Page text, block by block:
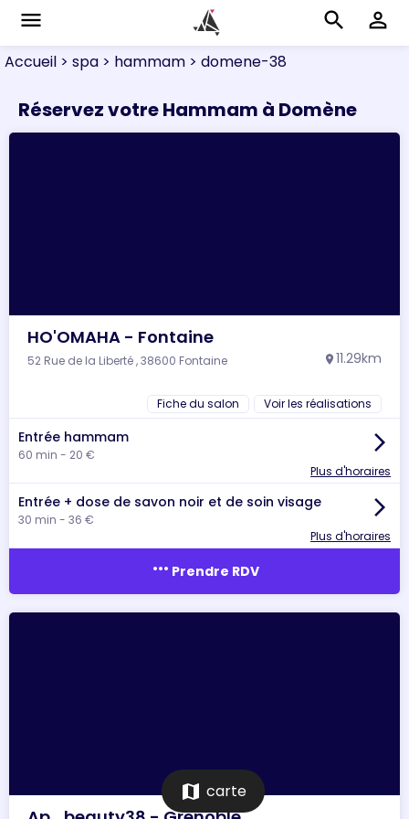
menu search perm_identity
Accueil > spa > hammam > domene-38
Réservez votre Hammam à Domène
HO'OMAHA - Fontaine
52 Rue de la Liberté , 38600 Fontaine location_on 11.29km
Fiche du salon Voir les réalisations
Entrée hammam
60 min - 20 €
arrow_forward_ios
Plus d'horaires
Entrée + dose de savon noir et de soin visage
30 min - 36 €
arrow_forward_ios
Plus d'horaires
more_horiz Prendre RDV
map carte